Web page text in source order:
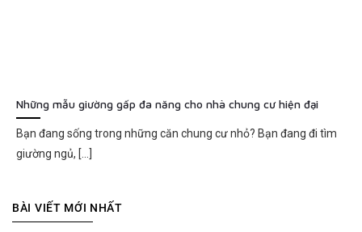
Những mẫu giường gấp đa năng cho nhà chung cư hiện đại
Bạn đang sống trong những căn chung cư nhỏ? Bạn đang đi tìm
giường ngủ, [...]
BÀI VIẾT MỚI NHẤT